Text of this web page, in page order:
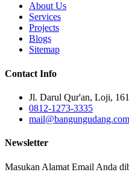
About Us
Services
Projects
Blogs
Sitemap
Contact Info
Jl. Darul Qur'an, Loji,
0812-1273-3335
mail@bangungudang.com
Newsletter
Masukan Alamat Email Anda